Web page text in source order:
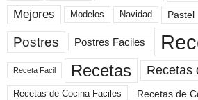
Mejores Modelos Navidad Pastel
Postres Postres Faciles
Receta Facil Recetas Recetas
Recetas de Cocina Faciles
Recetas de